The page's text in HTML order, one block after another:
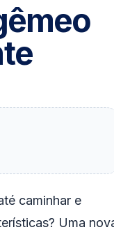
caminhar e
Uma